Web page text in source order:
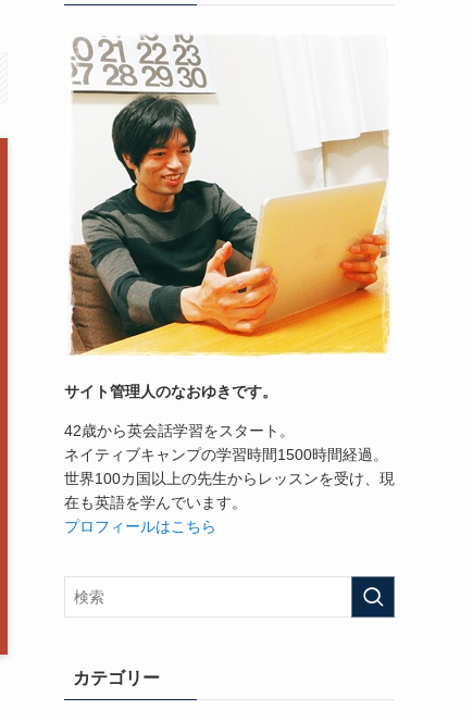
サイト管理人のなおゆきです。
42歳から英会話学習をスタート。
ネイティブキャンプの学習時間1500時間経過。
世界100カ国以上の先生からレッスンを受け、現
在も英語を学んでいます。
プロフィールはこちら
カテゴリー